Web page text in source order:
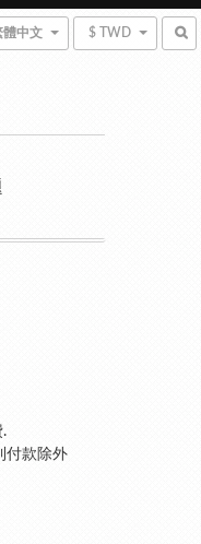
體中文 $ TWD
.
付款除外